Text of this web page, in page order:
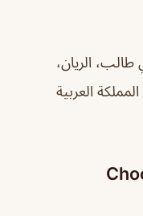
أبي طالب، الريان،
الدمام 32254 32256، المملكة العربية